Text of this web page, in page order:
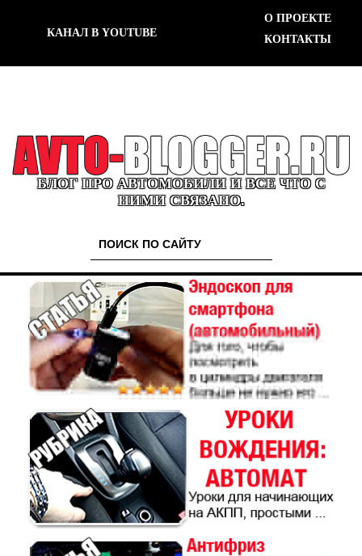
КАНАЛ В YOUTUBE
О ПРОЕКТЕ
КОНТАКТЫ
БЛОГ ПРО АВТОМОБИЛИ И ВСЕ ЧТО С
НИМИ СВЯЗАНО.